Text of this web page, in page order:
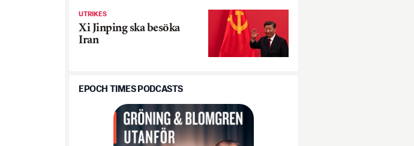
UTRIKES
Xi Jinping ska besöka
Iran
EPOCH TIMES PODCASTS